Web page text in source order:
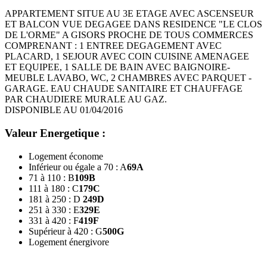
APPARTEMENT SITUE AU 3E ETAGE AVEC ASCENSEUR
ET BALCON VUE DEGAGEE DANS RESIDENCE "LE CLOS
DE L'ORME" A GISORS PROCHE DE TOUS COMMERCES
COMPRENANT : 1 ENTREE DEGAGEMENT AVEC
PLACARD, 1 SEJOUR AVEC COIN CUISINE AMENAGEE
ET EQUIPEE, 1 SALLE DE BAIN AVEC BAIGNOIRE-
MEUBLE LAVABO, WC, 2 CHAMBRES AVEC PARQUET -
GARAGE. EAU CHAUDE SANITAIRE ET CHAUFFAGE
PAR CHAUDIERE MURALE AU GAZ.
DISPONIBLE AU 01/04/2016
Valeur Energetique :
Logement économe
Inférieur ou égale a 70 : A69A
71 à 110 : B109B
111 à 180 : C179C
181 à 250 : D 249D
251 à 330 : E329E
331 à 420 : F419F
Supérieur à 420 : G500G
Logement énergivore